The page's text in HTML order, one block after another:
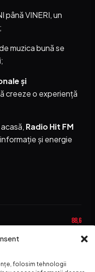
folosim tehnologii
până VINERI, un
muzica bună se
și
creeze o experiență
Radio Hit FM
și energie
88,6
94,2